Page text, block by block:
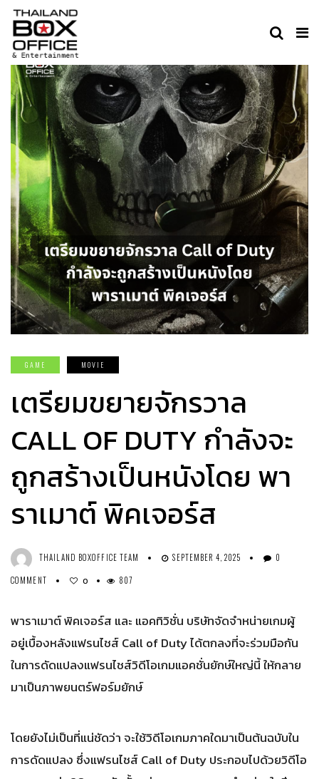
GAME MOVIE
เตรียมขยายจักรวาล
CALL OF DUTY กำลังจะ
ถูกสร้างเป็นหนังโดย พา
ราเมาต์ พิคเจอร์ส
THAILAND BOXOFFICE TEAM SEPTEMBER 4, 2025
0
COMMENT
0 807
พาราเมาต์ พิคเจอร์ส และ แอคทิวิชั่น บริษัทจัดจำหน่ายเกมผู้
อยู่เบื้องหลังแฟรนไชส์ Call of Duty ได้ตกลงที่จะร่วมมือกัน
ในการดัดแปลงแฟรนไชส์วิดีโอเกมแอคชั่นยักษ์ใหญ่นี้ ให้กลาย
มาเป็นภาพยนตร์ฟอร์มยักษ์
โดยยังไม่เป็นที่แน่ชัดว่า จะใช้วิดีโอเกมภาคใดมาเป็นต้นฉบับใน
การดัดแปลง ซึ่งแฟรนไชส์ Call of Duty ประกอบไปด้วยวิดีโอ